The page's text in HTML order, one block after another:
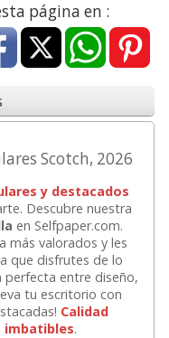
página en :
Scotch, 2026
y destacados
Descubre nuestra
en Selfpaper.com.
más valorados y les
que disfrutes de lo
perfecta entre diseño,
tu escritorio con
Calidad
imbatibles.